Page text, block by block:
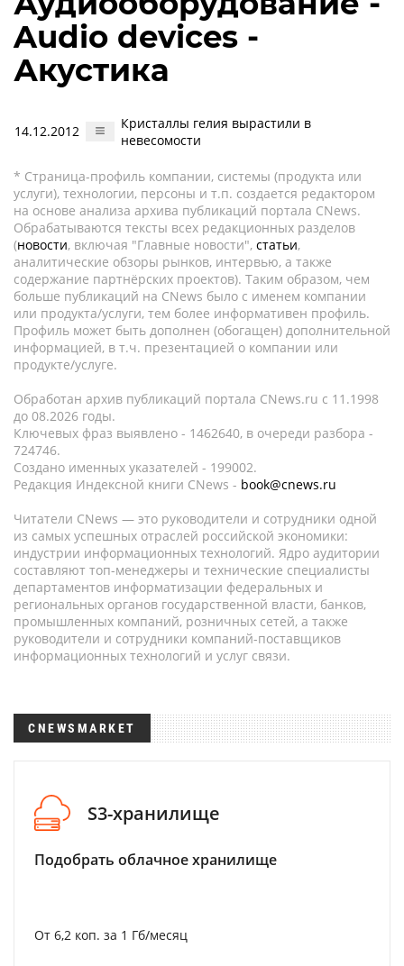
Audio devices -
Акустика
14.12.2012
Кристаллы гелия вырастили в
невесомости
* Страница-профиль компании, системы (продукта или
услуги), технологии, персоны и т.п. создается редактором
на основе анализа архива публикаций портала CNews.
Обрабатываются тексты всех редакционных разделов
(новости, включая "Главные новости", статьи,
аналитические обзоры рынков, интервью, а также
содержание партнёрских проектов). Таким образом, чем
больше публикаций на CNews было с именем компании
или продукта/услуги, тем более информативен профиль.
Профиль может быть дополнен (обогащен) дополнительной
информацией, в т.ч. презентацией о компании или
продукте/услуге.
Обработан архив публикаций портала CNews.ru c 11.1998
до 08.2026 годы.
Ключевых фраз выявлено - 1462640, в очереди разбора -
724746.
Создано именных указателей - 199002.
Редакция Индексной книги CNews - book@cnews.ru
Читатели CNews — это руководители и сотрудники одной
из самых успешных отраслей российской экономики:
индустрии информационных технологий. Ядро аудитории
составляют топ-менеджеры и технические специалисты
департаментов информатизации федеральных и
региональных органов государственной власти, банков,
промышленных компаний, розничных сетей, а также
руководители и сотрудники компаний-поставщиков
информационных технологий и услуг связи.
CNEWSMARKET
S3-хранилище
Подобрать облачное хранилище
От 6,2 коп. за 1 Гб/месяц